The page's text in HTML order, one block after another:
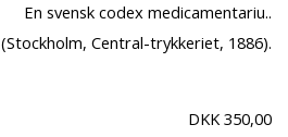
En svensk codex medicamentariu..
(Stockholm, Central-trykkeriet, 1886).
DKK 350,00